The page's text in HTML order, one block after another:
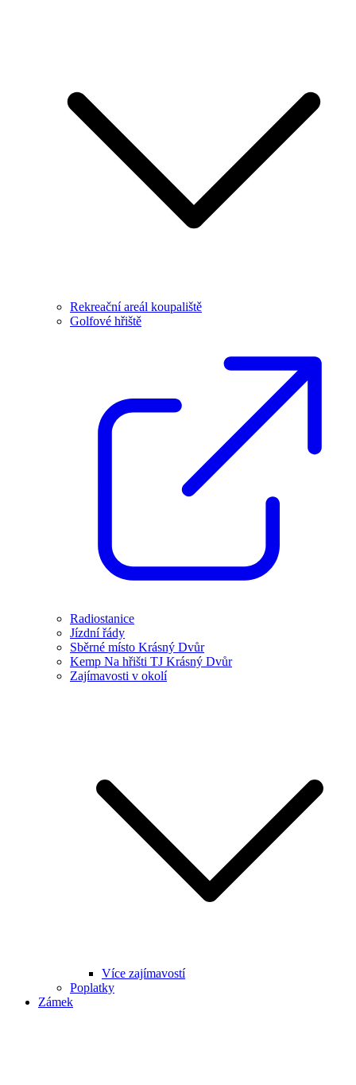
Rekreační areál koupaliště
Golfové hřiště
Radiostanice
Jízdní řády
Sběrné místo Krásný Dvůr
Kemp Na hřišti TJ Krásný Dvůr
Zajímavosti v okolí
Více zajímavostí
Poplatky
Zámek